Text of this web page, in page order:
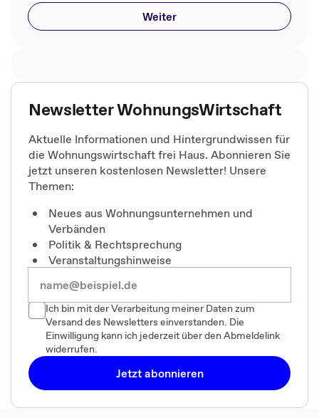
Weiter
Newsletter WohnungsWirtschaft
Aktuelle Informationen und Hintergrundwissen für
die Wohnungswirtschaft frei Haus. Abonnieren Sie
jetzt unseren kostenlosen Newsletter! Unsere
Themen:
Neues aus Wohnungsunternehmen und
Verbänden
Politik & Rechtsprechung
Veranstaltungshinweise
Ich bin mit der Verarbeitung meiner Daten zum
Versand des Newsletters einverstanden. Die
Einwilligung kann ich jederzeit über den Abmeldelink
widerrufen.
Jetzt abonnieren